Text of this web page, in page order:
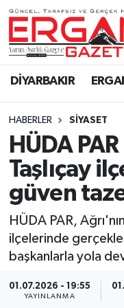
DİYARBAKIR
HABERLER SİYASET
HÜDA
Taşlıçay
güven
HÜDA PAR,
ilçelerinde
başkanlarla yola
01.07.2026 - 19:55
YAYINLANMA
DİYARBAKIR
BİSMİL
BAĞLAR
ERGANİ
Güncel
Eği̇ti̇m
Resmi İlanlar
Sağlık
Si̇yaset
Spor
Ergani Nöbetçi
Ergani Hava
Ergani Trafik
Süper Lig
Tüm Manşetler
Son Dakika
Haber Arşivi